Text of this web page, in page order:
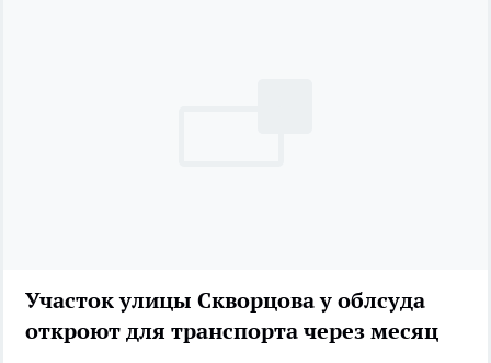
Участок улицы Скворцова у облсуда
откроют для транспорта через месяц